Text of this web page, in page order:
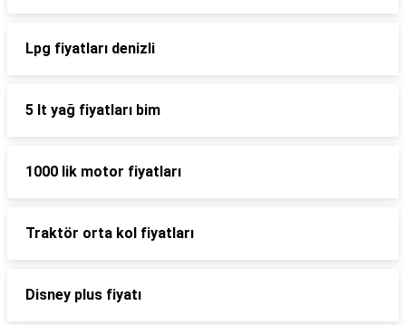
Lpg fiyatları denizli
5 lt yağ fiyatları bim
1000 lik motor fiyatları
Traktör orta kol fiyatları
Disney plus fiyatı